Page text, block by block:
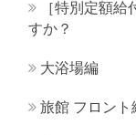
［特別定額
すか？
大浴場編
旅館 フロント